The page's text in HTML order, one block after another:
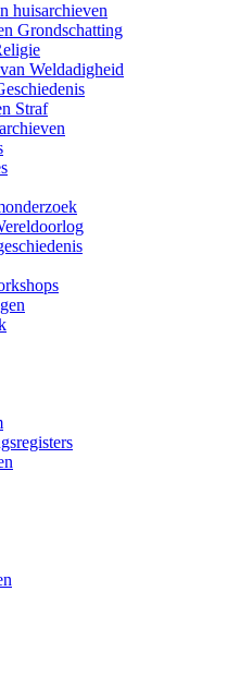
huisarchieven
Grondschatting
Weldadigheid
Straf